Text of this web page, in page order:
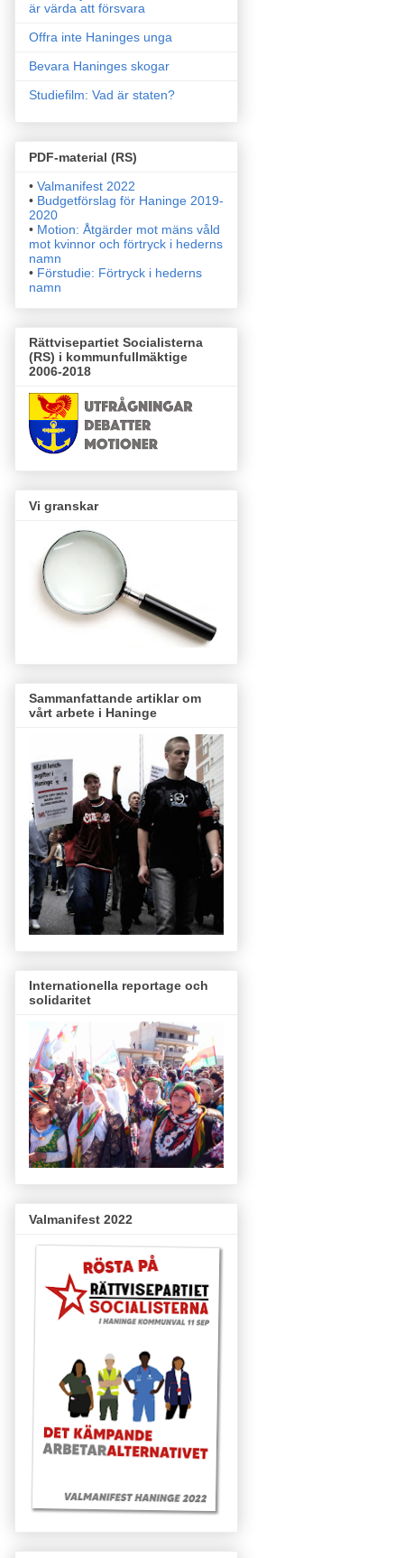
är värda att försvara
Offra inte Haninges unga
Bevara Haninges skogar
Studiefilm: Vad är staten?
PDF-material (RS)
• Valmanifest 2022
• Budgetförslag för Haninge 2019-
2020
• Motion: Åtgärder mot mäns våld
mot kvinnor och förtryck i hederns
namn
• Förstudie: Förtryck i hederns
namn
Rättvisepartiet Socialisterna
(RS) i kommunfullmäktige
2006-2018
Vi granskar
Sammanfattande artiklar om
vårt arbete i Haninge
Internationella reportage och
solidaritet
Valmanifest 2022